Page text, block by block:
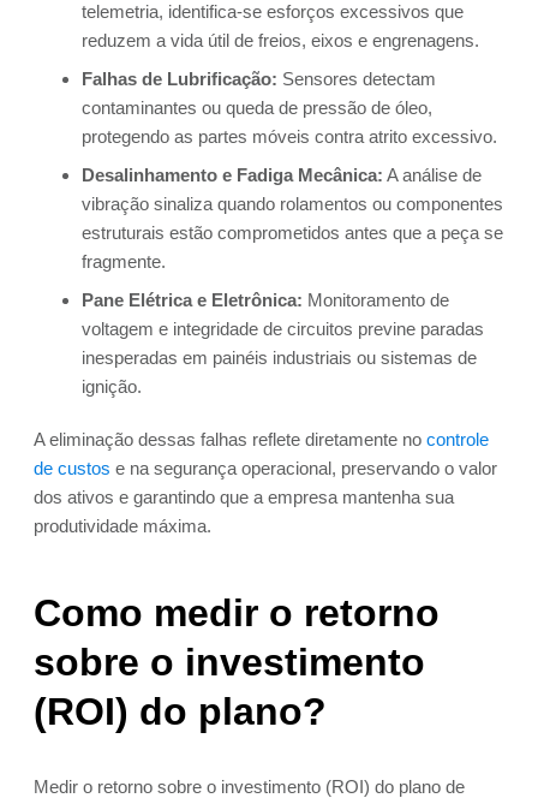
telemetria, identifica-se esforços excessivos que
reduzem a vida útil de freios, eixos e engrenagens.
Falhas de Lubrificação: Sensores detectam
contaminantes ou queda de pressão de óleo,
protegendo as partes móveis contra atrito excessivo.
Desalinhamento e Fadiga Mecânica: A análise de
vibração sinaliza quando rolamentos ou componentes
estruturais estão comprometidos antes que a peça se
fragmente.
Pane Elétrica e Eletrônica: Monitoramento de
voltagem e integridade de circuitos previne paradas
inesperadas em painéis industriais ou sistemas de
ignição.
A eliminação dessas falhas reflete diretamente no controle
de custos e na segurança operacional, preservando o valor
dos ativos e garantindo que a empresa mantenha sua
produtividade máxima.
Como medir o retorno
sobre o investimento
(ROI) do plano?
Medir o retorno sobre o investimento (ROI) do plano de